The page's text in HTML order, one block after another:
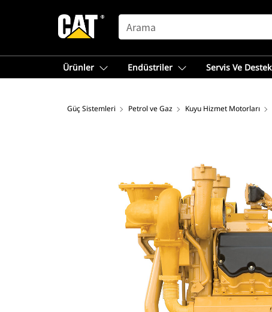
SEARCH
Ürünler Endüstriler Servis Ve Destek
Güç Sistemleri Petrol ve Gaz Kuyu Hizmet Motorları